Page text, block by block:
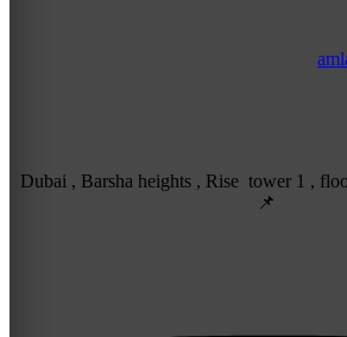
Dubai , Barsha heights , Rise tower 1 ,
📌